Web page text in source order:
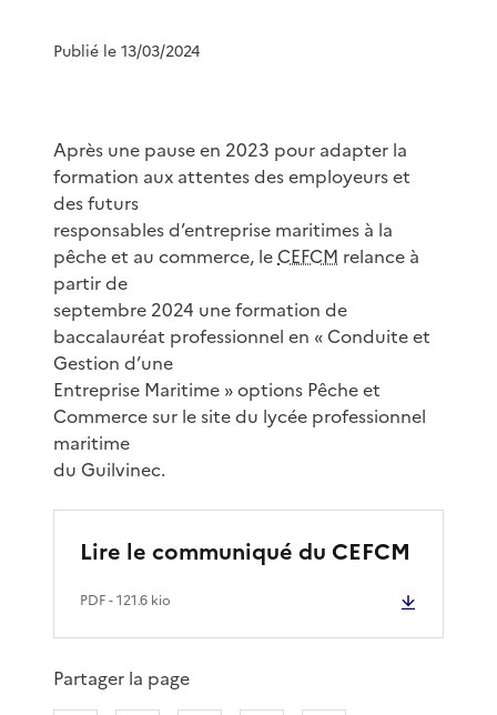
Publié le 13/03/2024
Après une pause en 2023 pour adapter la
formation aux attentes des employeurs et
des futurs
responsables d’entreprise maritimes à la
pêche et au commerce, le CEFCM relance à
partir de
septembre 2024 une formation de
baccalauréat professionnel en « Conduite et
Gestion d’une
Entreprise Maritime » options Pêche et
Commerce sur le site du lycée professionnel
maritime
du Guilvinec.
Lire le communiqué du CEFCM
PDF- 121.6 kio
Partager la page